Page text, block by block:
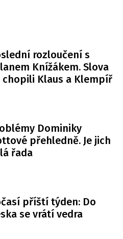
rozloučení s
Knížákem. Slova
chopili Klaus a Klempíř
Dominiky
přehledně. Je jich
řada
příští týden: Do
se vrátí vedra